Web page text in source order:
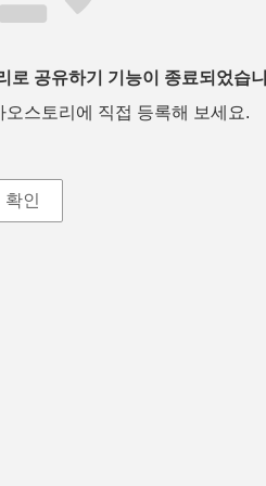
로 공유하기 기능이 종료되었습
스토리에 직접 등록해 보세요.
확인